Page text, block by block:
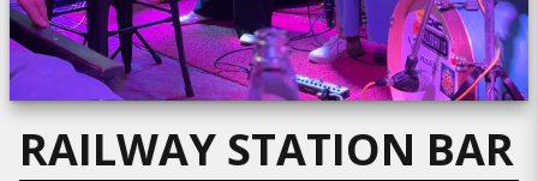
RAILWAY STATION BAR